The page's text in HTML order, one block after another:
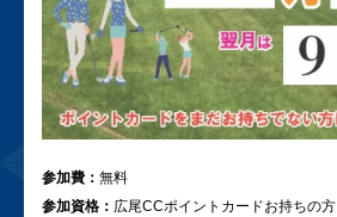
参加費： 無料
参加資格： 広尾CCポイントカードお持ちの方